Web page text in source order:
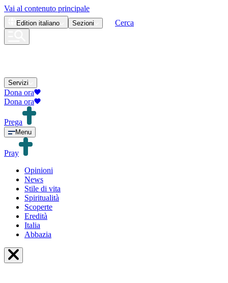
Vai al contenuto principale
Edition italiano Sezioni Cerca
Servizi
Dona ora
Dona ora
Prega
Menu
Pray
Opinioni
News
Stile di vita
Spiritualità
Scoperte
Eredità
Italia
Abbazia